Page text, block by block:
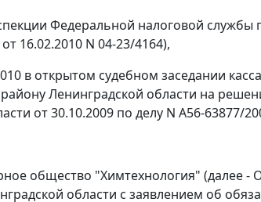
Федеральной налоговой
16.02.2010 N 04-23/4164),
в открытом судебном заседании
Ленинградской области на
от 30.10.2009 по делу N А56-63877/
общество "Химтехнология" (далее
области с заявлением об